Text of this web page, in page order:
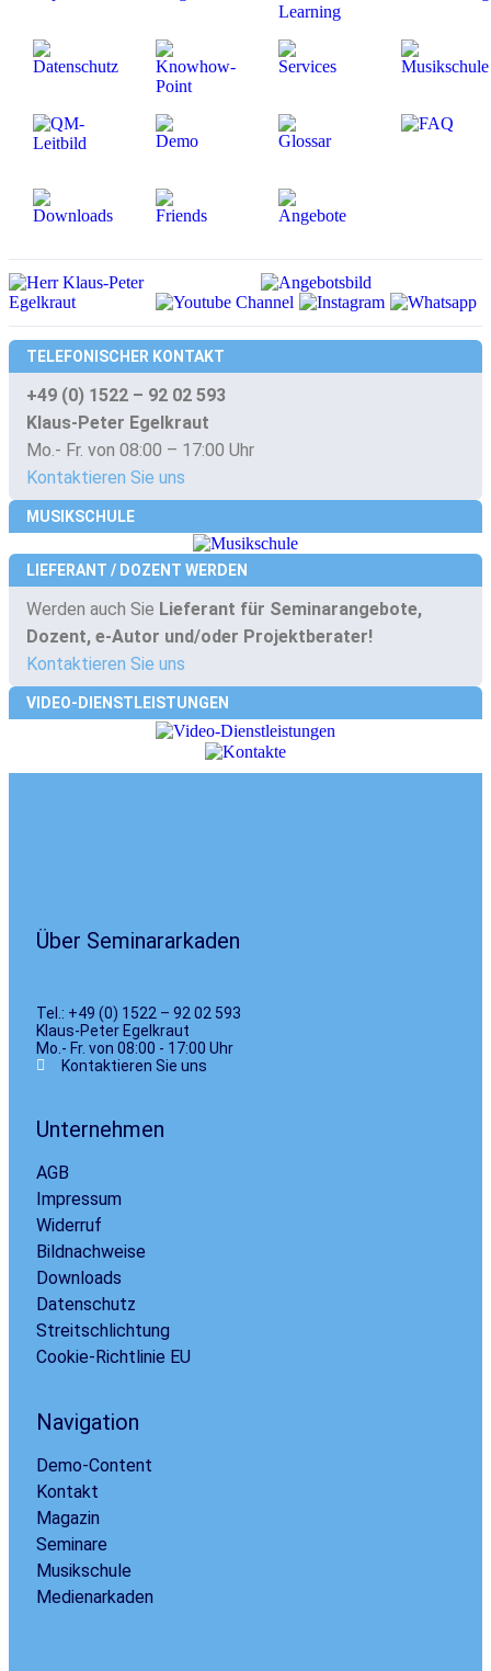
TELEFONISCHER KONTAKT
+49 (0) 1522 – 92 02 593
Klaus-Peter Egelkraut
Mo.- Fr. von 08:00 – 17:00 Uhr
Kontaktieren Sie uns
MUSIKSCHULE
LIEFERANT / DOZENT WERDEN
Werden auch Sie Lieferant für Seminarangebote,
Dozent, e-Autor und/oder Projektberater!
Kontaktieren Sie uns
VIDEO-DIENSTLEISTUNGEN
Über Seminararkaden
Tel.: +49 (0) 1522 – 92 02 593
Klaus-Peter Egelkraut
Mo.- Fr. von 08:00 - 17:00 Uhr
Kontaktieren Sie uns
Unternehmen
AGB
Impressum
Widerruf
Bildnachweise
Downloads
Datenschutz
Streitschlichtung
Cookie-Richtlinie EU
Navigation
Demo-Content
Kontakt
Magazin
Seminare
Musikschule
Medienarkaden